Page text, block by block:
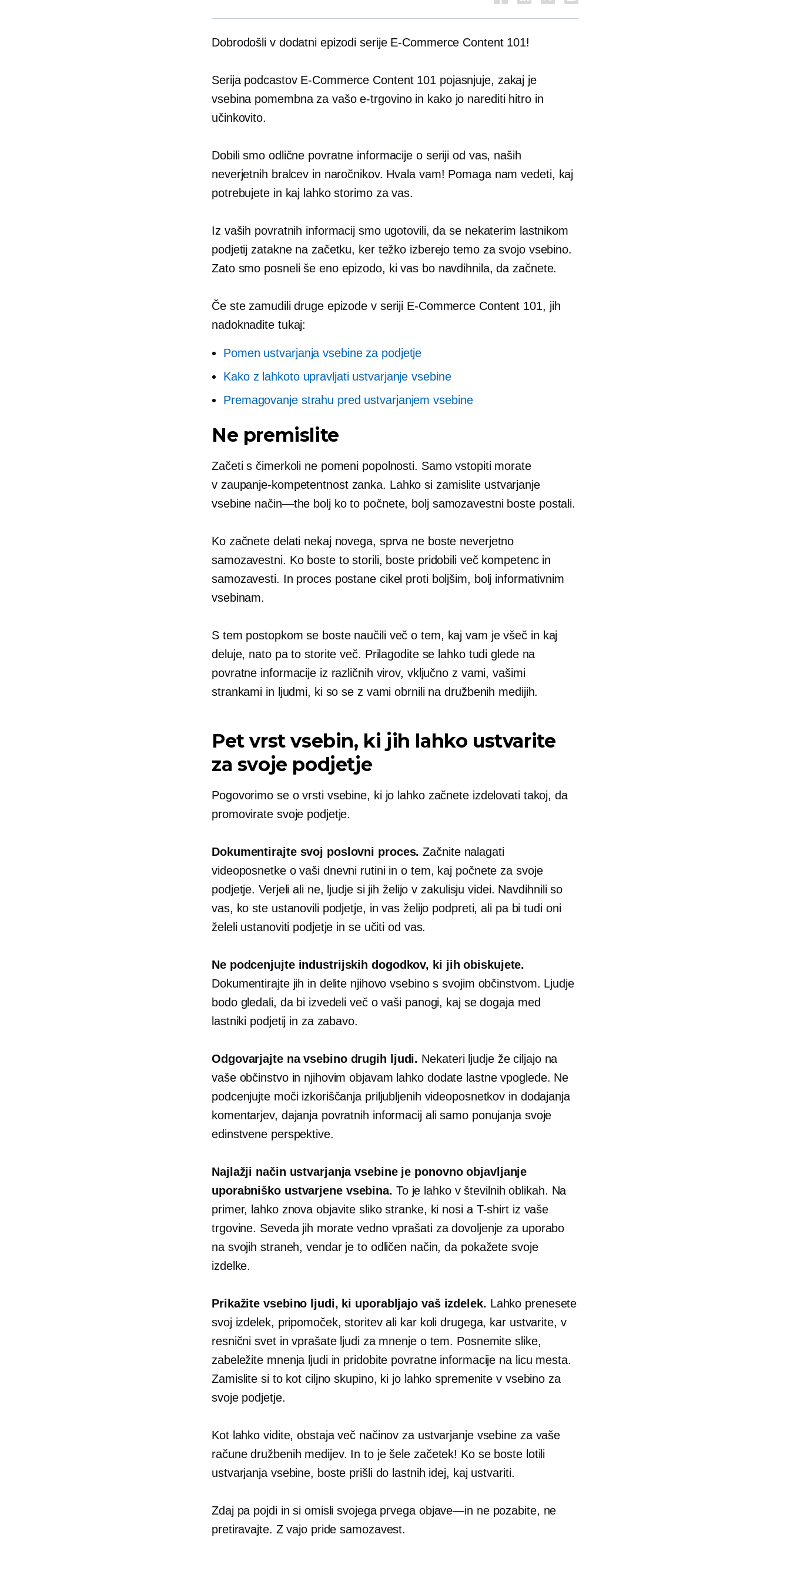
Dobrodošli v dodatni epizodi serije E-Commerce Content 101!
Serija podcastov E-Commerce Content 101 pojasnjuje, zakaj je
vsebina pomembna za vašo e-trgovino in kako jo narediti hitro in
učinkovito.
Dobili smo odlične povratne informacije o seriji od vas, naših
neverjetnih bralcev in naročnikov. Hvala vam! Pomaga nam vedeti, kaj
potrebujete in kaj lahko storimo za vas.
Iz vaših povratnih informacij smo ugotovili, da se nekaterim lastnikom
podjetij zatakne na začetku, ker težko izberejo temo za svojo vsebino.
Zato smo posneli še eno epizodo, ki vas bo navdihnila, da začnete.
Če ste zamudili druge epizode v seriji E-Commerce Content 101, jih
nadoknadite tukaj:
Pomen ustvarjanja vsebine za podjetje
Kako z lahkoto upravljati ustvarjanje vsebine
Premagovanje strahu pred ustvarjanjem vsebine
Ne premislite
Začeti s čimerkoli ne pomeni popolnosti. Samo vstopiti morate
v zaupanje-kompetentnostzanka. Lahko si zamislite ustvarjanje
vsebine način—the bolj ko to počnete, bolj samozavestni boste postali.
Ko začnete delati nekaj novega, sprva ne boste neverjetno
samozavestni. Ko boste to storili, boste pridobili več kompetenc in
samozavesti. In proces postane cikel proti boljšim, bolj informativnim
vsebinam.
S tem postopkom se boste naučili več o tem, kaj vam je všeč in kaj
deluje, nato pa to storite več. Prilagodite se lahko tudi glede na
povratne informacije iz različnih virov, vključno z vami, vašimi
strankami in ljudmi, ki so se z vami obrnili na družbenih medijih.
Pet vrst vsebin, ki jih lahko ustvarite
za svoje podjetje
Pogovorimo se o vrsti vsebine, ki jo lahko začnete izdelovati takoj, da
promovirate svoje podjetje.
Dokumentirajte svoj poslovni proces. Začnite nalagati
videoposnetke o vaši dnevni rutini in o tem, kaj počnete za svoje
podjetje. Verjeli ali ne, ljudje si jih želijov zakulisju videi. Navdihnili so
vas, ko ste ustanovili podjetje, in vas želijo podpreti, ali pa bi tudi oni
želeli ustanoviti podjetje in se učiti od vas.
Ne podcenjujte industrijskih dogodkov, ki jih obiskujete.
Dokumentirajte jih in delite njihovo vsebino s svojim občinstvom. Ljudje
bodo gledali, da bi izvedeli več o vaši panogi, kaj se dogaja med
lastniki podjetij in za zabavo.
Odgovarjajte na vsebino drugih ljudi. Nekateri ljudje že ciljajo na
vaše občinstvo in njihovim objavam lahko dodate lastne vpoglede. Ne
podcenjujte moči izkoriščanja priljubljenih videoposnetkov in dodajanja
komentarjev, dajanja povratnih informacij ali samo ponujanja svoje
edinstvene perspektive.
Najlažji način ustvarjanja vsebine je ponovno objavljanje
uporabniško ustvarjenevsebina. To je lahko v številnih oblikah. Na
primer, lahko znova objavite sliko stranke, ki nosi a T-shirtiz vaše
trgovine. Seveda jih morate vedno vprašati za dovoljenje za uporabo
na svojih straneh, vendar je to odličen način, da pokažete svoje
izdelke.
Prikažite vsebino ljudi, ki uporabljajo vaš izdelek. Lahko prenesete
svoj izdelek, pripomoček, storitev ali kar koli drugega, kar ustvarite, v
resnični svet in vprašate ljudi za mnenje o tem. Posnemite slike,
zabeležite mnenja ljudi in pridobite povratne informacije na licu mesta.
Zamislite si to kot ciljno skupino, ki jo lahko spremenite v vsebino za
svoje podjetje.
Kot lahko vidite, obstaja več načinov za ustvarjanje vsebine za vaše
račune družbenih medijev. In to je šele začetek! Ko se boste lotili
ustvarjanja vsebine, boste prišli do lastnih idej, kaj ustvariti.
Zdaj pa pojdi in si omisli svojega prvega objave—in ne pozabite, ne
pretiravajte. Z vajo pride samozavest.